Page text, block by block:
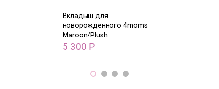
Вкладыш для
новорожденного 4moms
Maroon/Plush
5 300 Р